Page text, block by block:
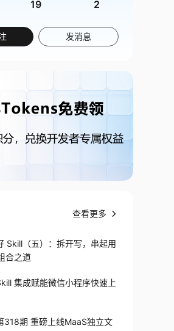
19 2
发消息
查看更多
Skill（五）：拆开写，串起用
合之道
集成赋能微信小程序快速上
318期 重磅上线MaaS独立文